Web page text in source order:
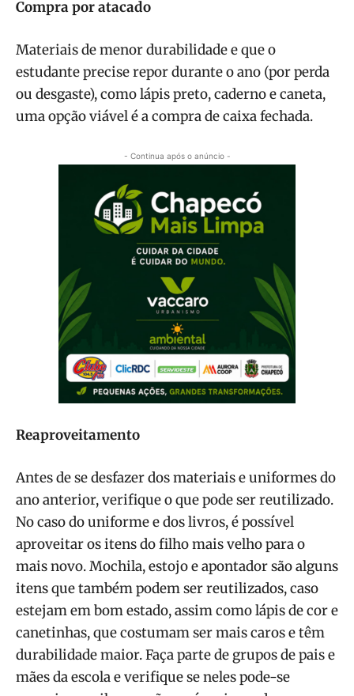
Compra por atacado
Materiais de menor durabilidade e que o
estudante precise repor durante o ano (por perda
ou desgaste), como lápis preto, caderno e caneta,
uma opção viável é a compra de caixa fechada.
- Continua após o anúncio -
Reaproveitamento
Antes de se desfazer dos materiais e uniformes do
ano anterior, verifique o que pode ser reutilizado.
No caso do uniforme e dos livros, é possível
aproveitar os itens do filho mais velho para o
mais novo. Mochila, estojo e apontador são alguns
itens que também podem ser reutilizados, caso
estejam em bom estado, assim como lápis de cor e
canetinhas, que costumam ser mais caros e têm
durabilidade maior. Faça parte de grupos de pais e
mães da escola e verifique se neles pode-se